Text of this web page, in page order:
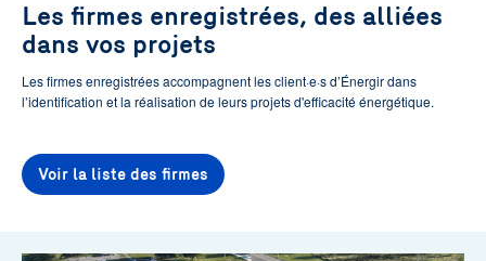
Les firmes enregistrées, des alliées
dans vos projets
Les firmes enregistrées accompagnent les client·e·s d’Énergir dans
l’identification et la réalisation de leurs projets d'efficacité énergétique.
Voir la liste des firmes